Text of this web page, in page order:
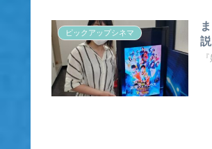
ピックアップシネマ
説